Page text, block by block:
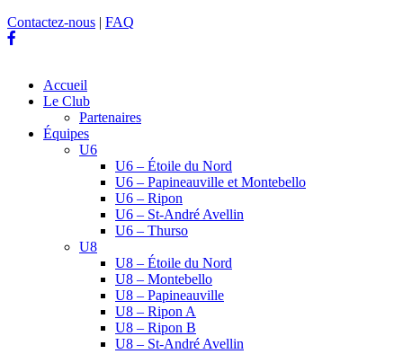
Contactez-nous | FAQ
Accueil
Le Club
Partenaires
Équipes
U6
U6 – Étoile du Nord
U6 – Papineauville et Montebello
U6 – Ripon
U6 – St-André Avellin
U6 – Thurso
U8
U8 – Étoile du Nord
U8 – Montebello
U8 – Papineauville
U8 – Ripon A
U8 – Ripon B
U8 – St-André Avellin